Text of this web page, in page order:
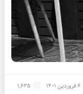
6 فروردین 1401
1,635